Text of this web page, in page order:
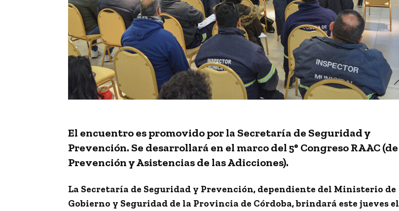
El encuentro espromovido por la Secretaría de Seguridad y
Prevención. Se desarrollará en el marco del 5° Congreso RAAC (de
Prevención y Asistencias de las Adicciones).
La Secretaría de Seguridad y Prevención, dependiente del Ministerio de
Gobierno y Seguridad de la Provincia de Córdoba,brindará este jueves el